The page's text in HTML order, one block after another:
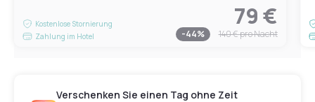
Kostenlose Stornierung
Zahlung im Hotel
79 €
-44% 140 €pro Nacht
Verschenken Sie einen Tag ohne Zeit